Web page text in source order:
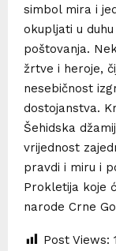
simbol mira i
okupljati u
poštovanja.
žrtve i heroje,
nesebičnost
dostojanstva.
Šehidska
vrijednost
pravdi i miru i
Prokletija koje
narode Crne
Post Views: